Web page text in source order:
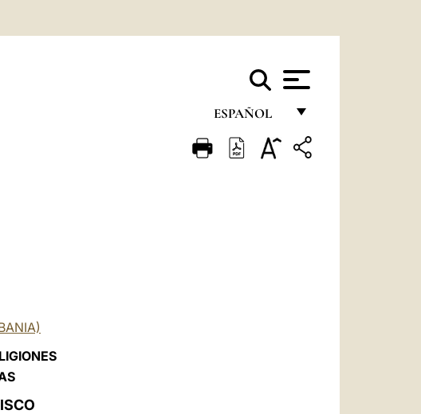
ESPAÑOL
FRANÇAIS